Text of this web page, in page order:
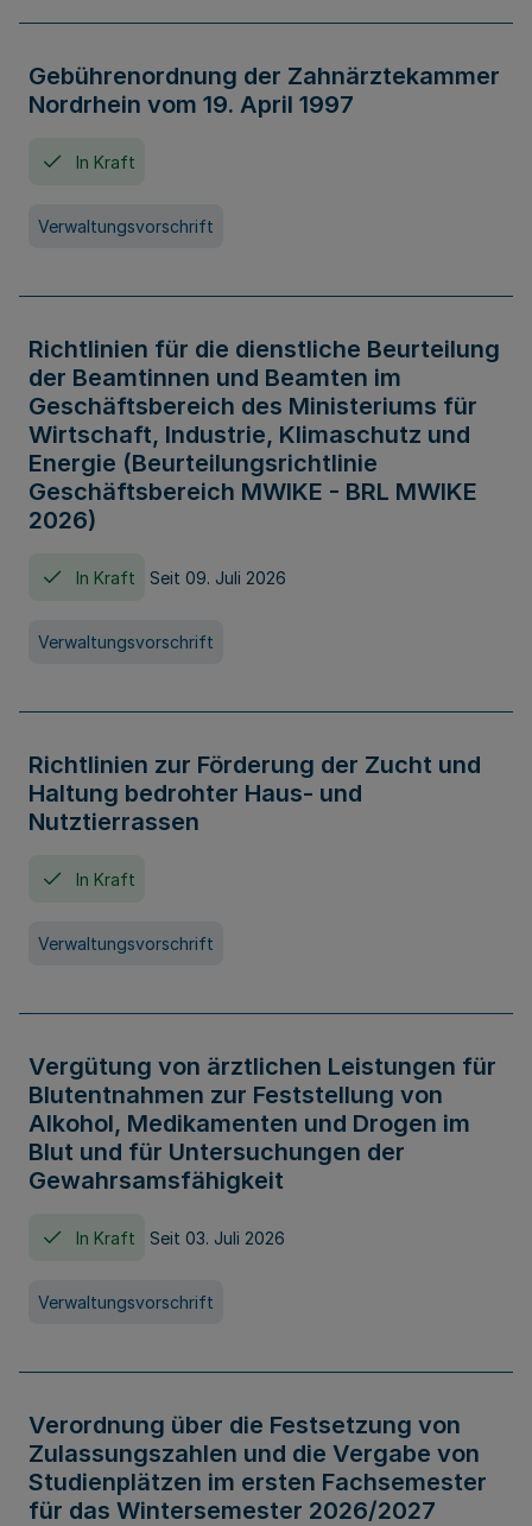
Gebührenordnung der Zahnärztekammer
Nordrhein vom 19. April 1997
In Kraft
Verwaltungsvorschrift
Richtlinien für die dienstliche Beurteilung
der Beamtinnen und Beamten im
Geschäftsbereich des Ministeriums für
Wirtschaft, Industrie, Klimaschutz und
Energie (Beurteilungsrichtlinie
Geschäftsbereich MWIKE - BRL MWIKE
2026)
In Kraft Seit 09. Juli 2026
Verwaltungsvorschrift
Richtlinien zur Förderung der Zucht und
Haltung bedrohter Haus- und
Nutztierrassen
In Kraft
Verwaltungsvorschrift
Vergütung von ärztlichen Leistungen für
Blutentnahmen zur Feststellung von
Alkohol, Medikamenten und Drogen im
Blut und für Untersuchungen der
Gewahrsamsfähigkeit
In Kraft Seit 03. Juli 2026
Verwaltungsvorschrift
Verordnung über die Festsetzung von
Zulassungszahlen und die Vergabe von
Studienplätzen im ersten Fachsemester
für das Wintersemester 2026/2027